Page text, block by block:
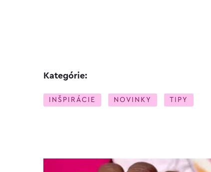
Kategórie:
INŠPIRÁCIE NOVINKY TIPY